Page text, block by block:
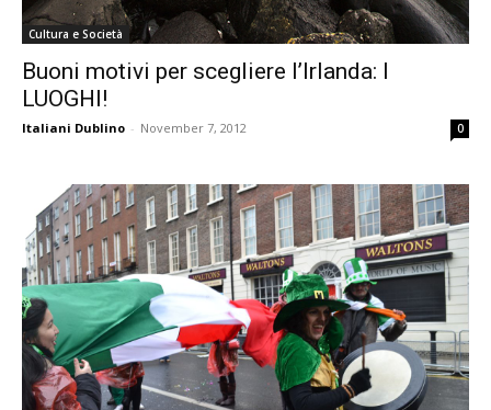
Cultura e Società
Buoni motivi per scegliere l’Irlanda: I
LUOGHI!
Italiani Dublino - November 7, 2012 0